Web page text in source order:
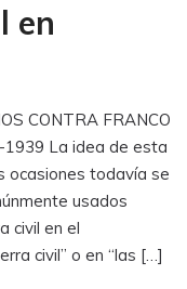
en
CONTRA FRANCO
1939 La idea de esta
ocasiones todavía se
usados
civil en el
civil” o en “las […]